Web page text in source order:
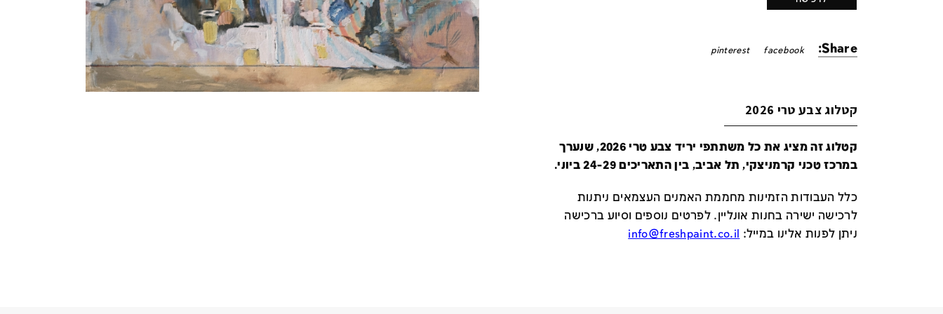
Share:
facebook
pinterest
קטלוג צבע טרי 2026
קטלוג זה מציג את כל משתתפי יריד צבע טרי 2026, שנערך
במרכז טכני קרמניצקי, תל אביב, בין התאריכים 24-29 ביוני.
כלל העבודות הזמינות מחממת האמנים העצמאים ניתנות
לרכישה ישירה בחנות אונליין.לפרטים נוספים וסיוע ברכישה
ניתן לפנות אלינו במייל:
info@freshpaint.co.il